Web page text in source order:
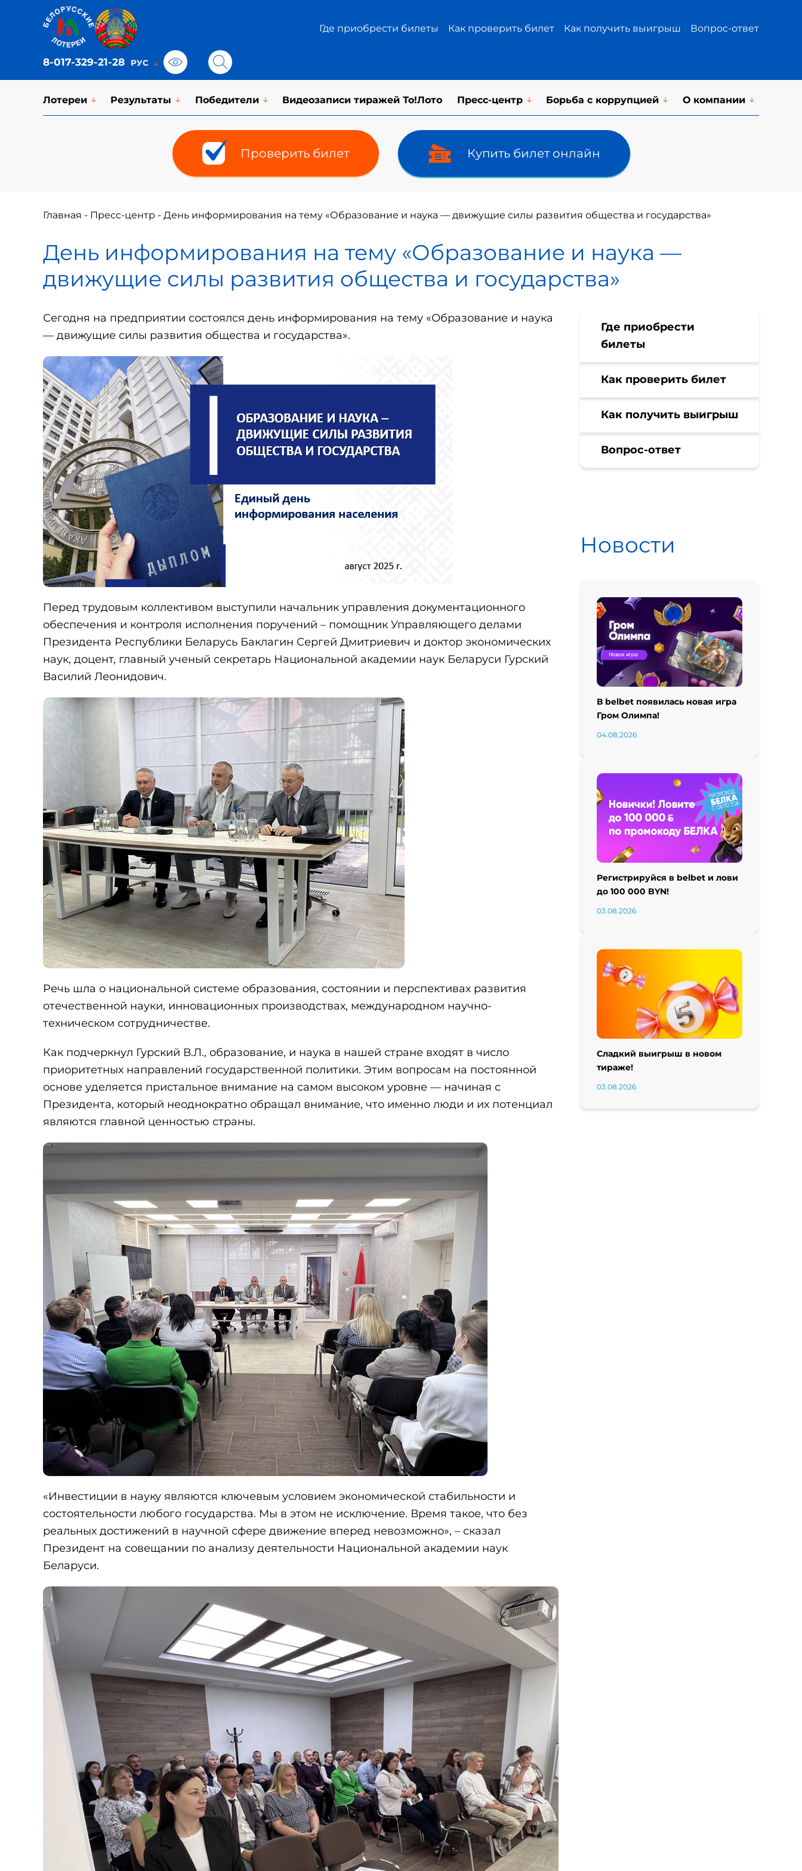
Где приобрести билеты Как проверить билет Как получить выигрыш Вопрос-ответ
8-017-329-21-28
Лотереи Результаты Победители Видеозаписи тиражей То!Лото Пресс-центр Борьба с коррупцией О компании
Проверить билет Купить билет онлайн
Главная - Пресс-центр - День информирования на тему «Образование и наука — движущие силы развития общества и государства»
День информирования на тему «Образование и наука —
движущие силы развития общества и государства»
Сегодня на предприятии состоялся день информирования на тему «Образование и наука
— движущие силы развития общества и государства».
Перед трудовым коллективом выступили начальник управления документационного
обеспечения и контроля исполнения поручений – помощник Управляющего делами
Президента Республики Беларусь Баклагин Сергей Дмитриевич и доктор экономических
наук, доцент, главный ученый секретарь Национальной академии наук Беларуси Гурский
Василий Леонидович.
Речь шла о национальной системе образования, состоянии и перспективах развития
отечественной науки, инновационных производствах, международном научно-
техническом сотрудничестве.
Как подчеркнул Гурский В.Л., образование, и наука в нашей стране входят в число
приоритетных направлений государственной политики. Этим вопросам на постоянной
основе уделяется пристальное внимание на самом высоком уровне — начиная с
Президента, который неоднократно обращал внимание, что именно люди и их потенциал
являются главной ценностью страны.
«Инвестиции в науку являются ключевым условием экономической стабильности и
состоятельности любого государства. Мы в этом не исключение. Время такое, что без
реальных достижений в научной сфере движение вперед невозможно», – сказал
Президент на совещании по анализу деятельности Национальной академии наук
Беларуси.
Где приобрести
билеты
Как проверить билет
Как получить выигрыш
Вопрос-ответ
Новости
В belbet появилась новая игра
Гром Олимпа!
04.08.2026
Регистрируйся в belbet и лови
до 100 000 BYN!
03.08.2026
Сладкий выигрыш в новом
тираже!
03.08.2026